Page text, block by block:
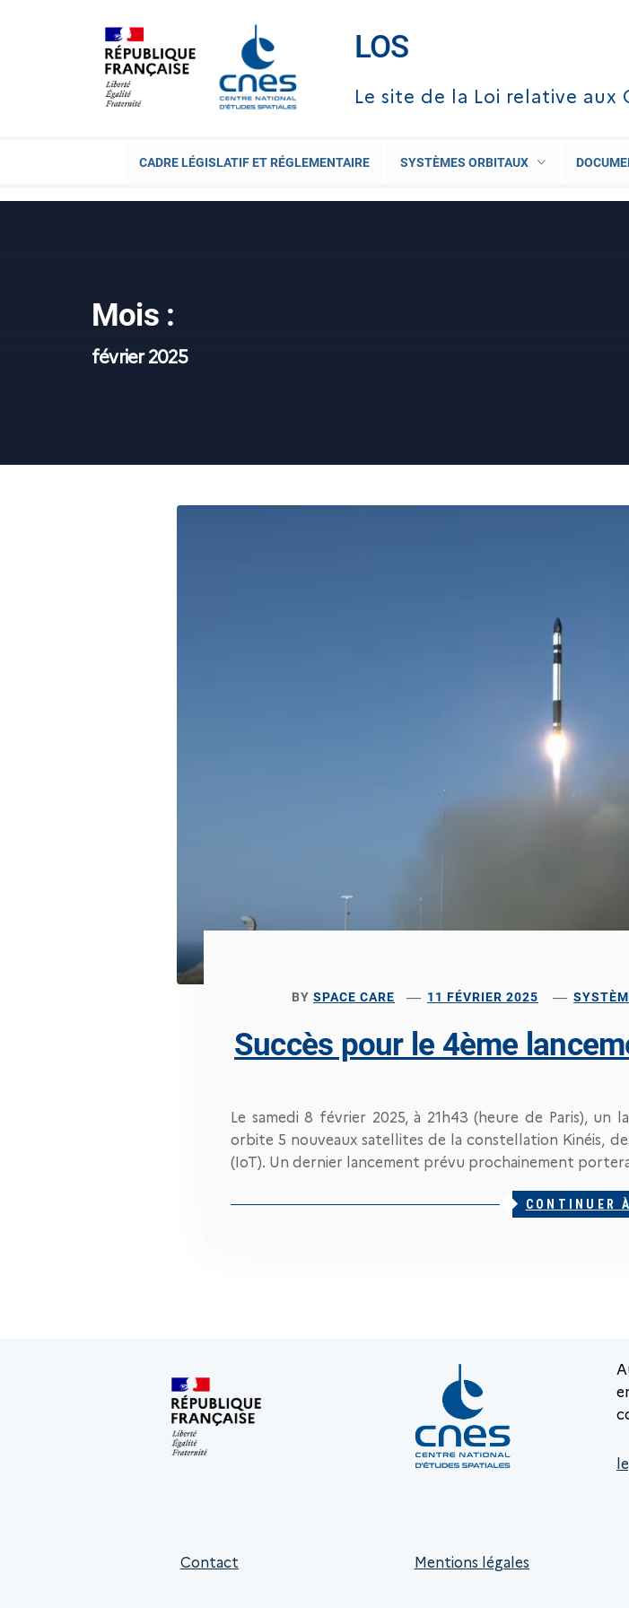
LOS
Le site de la Loi relative aux
CADRE LÉGISLATIF ET RÉGLEMENTAIRE SYSTÈMES ORBITAUX
Mois :
février 2025
BY SPACE CARE 11 FÉVRIER 2025
Succès pour le 4ème
Le samedi 8 février 2025, à 21h43 (heure de Paris),
orbite 5 nouveaux satellites de la constellation Kinéis,
(IoT). Un dernier lancement prévu prochainement
CONTINUER
Contact Mentions légales